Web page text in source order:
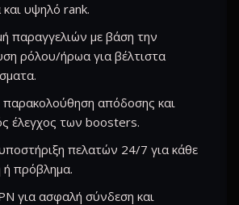
και υψηλό rank.
παραγγελιών με βάση την
ρόλου/ήρωα για βέλτιστα
παρακολούθηση απόδοσης και
έλεγχος των boosters.
πελατών 24/7 για κάθε
πρόβλημα.
για ασφαλή σύνδεση και